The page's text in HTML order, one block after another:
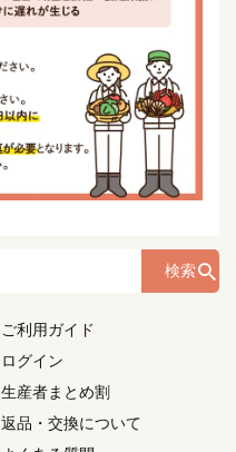
検索
ご利用ガイド
ログイン
生産者まとめ割
返品・交換について